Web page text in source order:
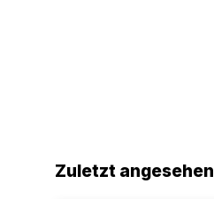
Zuletzt angesehen